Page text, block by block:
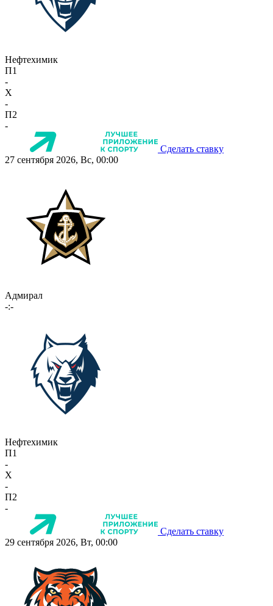
Нефтехимик
П1
-
X
-
П2
-
Сделать ставку
27 сентября 2026, Вс, 00:00
Адмирал
-:-
Нефтехимик
П1
-
X
-
П2
-
Сделать ставку
29 сентября 2026, Вт, 00:00